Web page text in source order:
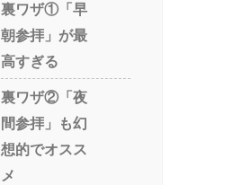
裏ワザ①「早
朝参拝」が最
高すぎる
裏ワザ②「夜
間参拝」も幻
想的でオスス
メ